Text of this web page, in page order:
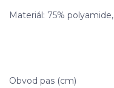
Materiál: 75%
Obvod pas (cm)